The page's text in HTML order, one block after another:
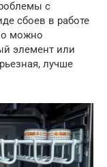
с
сбоев в работе
можно
элемент или
лучше